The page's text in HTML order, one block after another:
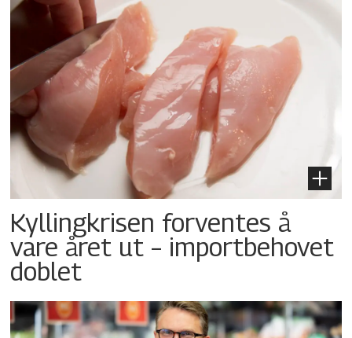
Kyllingkrisen forventes å
vare året ut – importbehovet
doblet